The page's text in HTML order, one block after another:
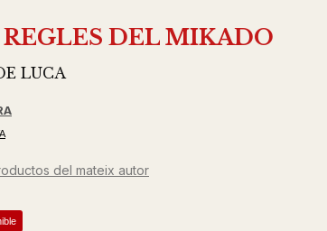
REGLES DEL MIKADO
LUCA
del mateix autor